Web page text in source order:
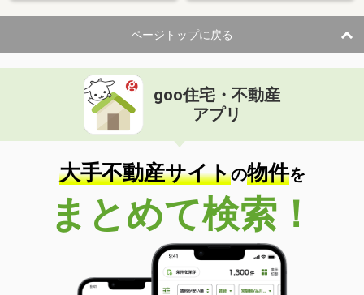
ページトップに戻る
goo住宅・不動産
アプリ
大手不動産サイトの物件を
まとめて検索！